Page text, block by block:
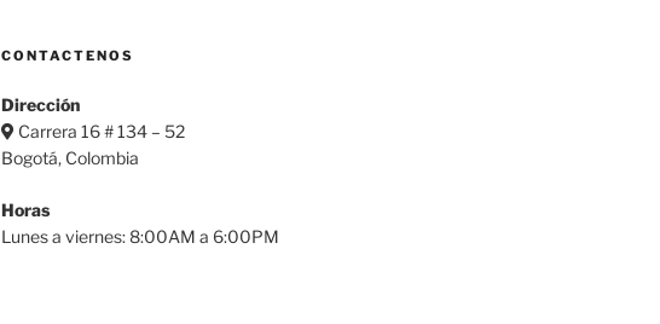
CONTACTENOS
Dirección
Carrera 16 # 134 – 52
Bogotá, Colombia
Horas
Lunes a viernes: 8:00AM a 6:00PM